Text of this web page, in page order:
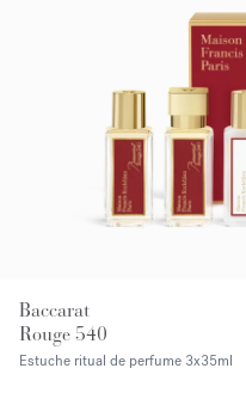
Baccarat
Rouge 540
Estuche ritual de perfume 3x35ml